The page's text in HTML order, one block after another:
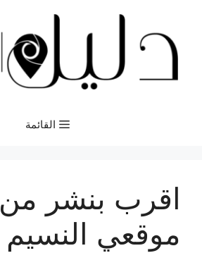
المحتوى
القائمة
اقرب بنشر من
موقعي النسيم